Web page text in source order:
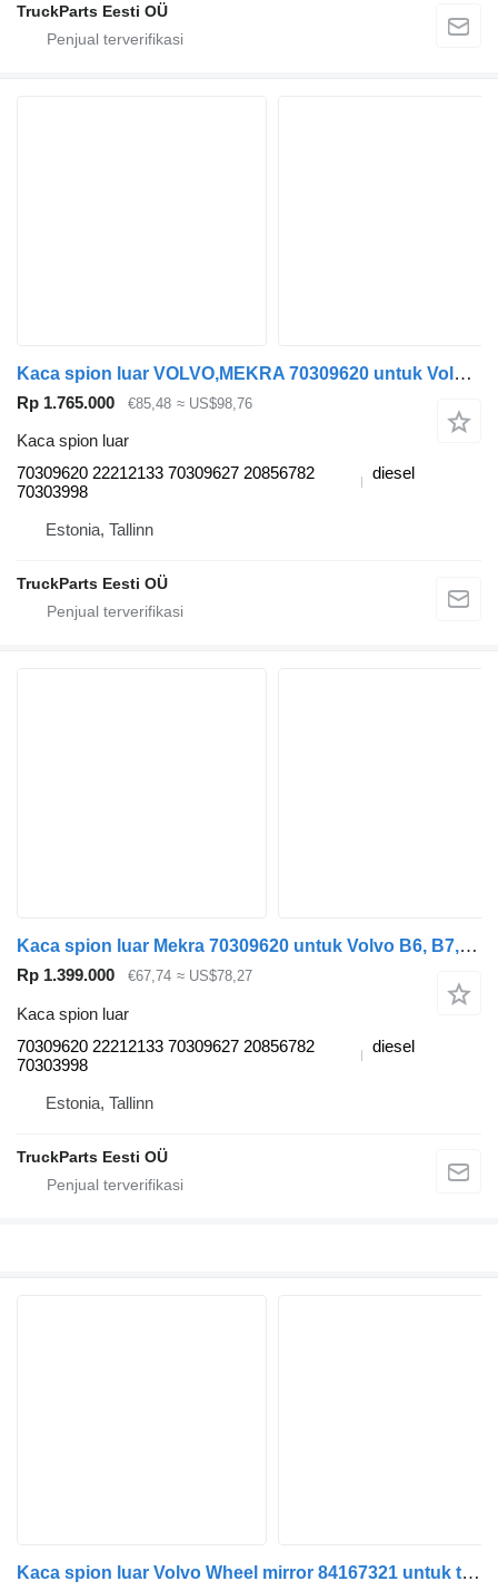
TruckParts Eesti OÜ
Kaca spion luar VOLVO,MEKRA 70309620 untuk Volvo B6, B7, B9, B10, B12 bus (1978-2011)
Rp 1.765.000 €85,48 ≈ US$98,76
Kaca spion luar
70309620 22212133 70309627 20856782
70303998
diesel
Estonia, Tallinn
TruckParts Eesti OÜ
Kaca spion luar Mekra 70309620 untuk Volvo B6, B7, B9, B10, B12 bus (1978-2011)
Rp 1.399.000 €67,74 ≈ US$78,27
Kaca spion luar
70309620 22212133 70309627 20856782
70303998
diesel
Estonia, Tallinn
TruckParts Eesti OÜ
Kaca spion luar Volvo Wheel mirror 84167321 untuk tractor head Volvo FH